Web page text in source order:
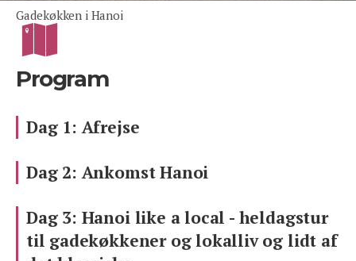
Gadekøkken i Hanoi
Program
Dag 1: Afrejse
Dag 2: Ankomst Hanoi
Dag 3: Hanoi like a local - heldagstur
til gadekøkkener og lokalliv og lidt af